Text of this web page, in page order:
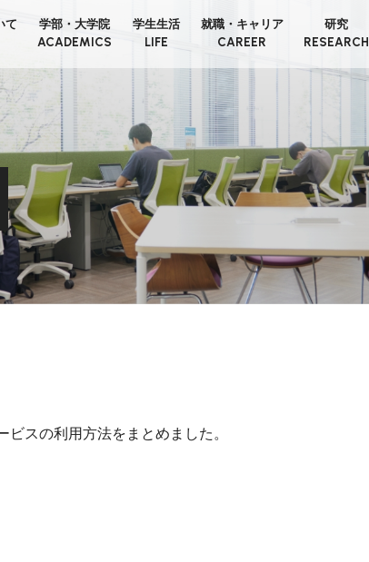
て 学部・大学院
ACADEMICS
学生生活
LIFE
就職・キャリア
CAREER
研究
RESEARCH
スの利用方法をまとめました。